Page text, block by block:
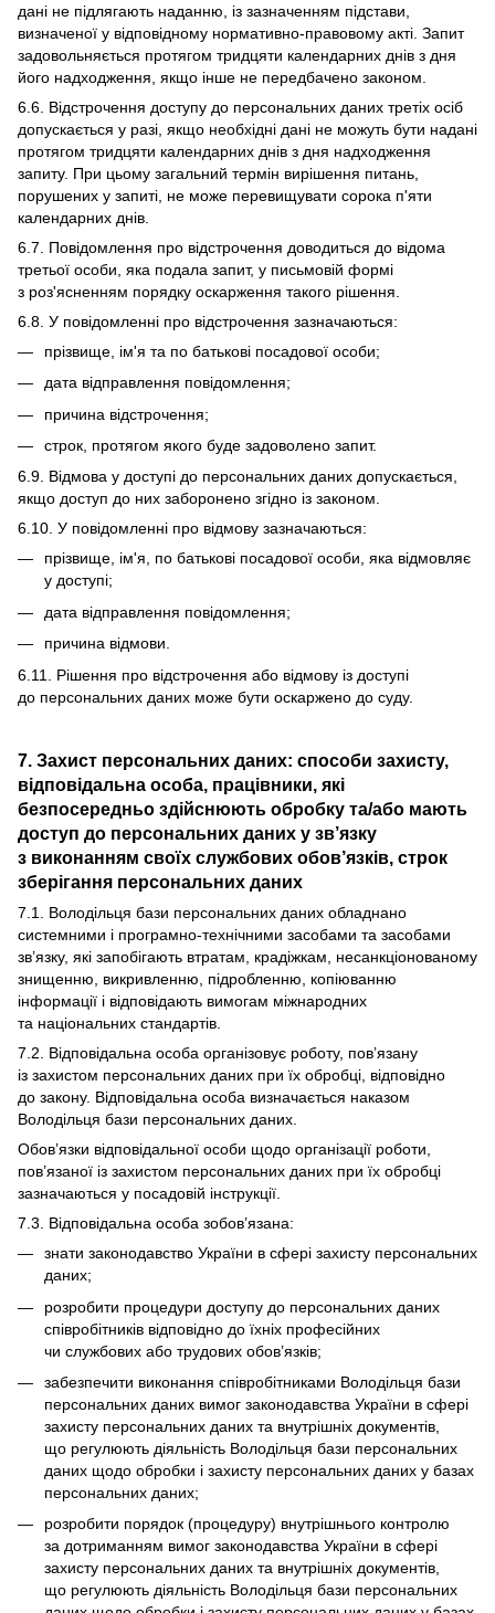
дані не підлягають наданню, із зазначенням підстави,
визначеної у відповідному нормативно-правовому акті. Запит
задовольняється протягом тридцяти календарних днів з дня
його надходження, якщо інше не передбачено законом.
6.6. Відстрочення доступу до персональних даних третіх осіб
допускається у разі, якщо необхідні дані не можуть бути надані
протягом тридцяти календарних днів з дня надходження
запиту. При цьому загальний термін вирішення питань,
порушених у запиті, не може перевищувати сорока п'яти
календарних днів.
6.7. Повідомлення про відстрочення доводиться до відома
третьої особи, яка подала запит, у письмовій формі
з роз'ясненням порядку оскарження такого рішення.
6.8. У повідомленні про відстрочення зазначаються:
прізвище, ім'я та по батькові посадової особи;
дата відправлення повідомлення;
причина відстрочення;
строк, протягом якого буде задоволено запит.
6.9. Відмова у доступі до персональних даних допускається,
якщо доступ до них заборонено згідно із законом.
6.10. У повідомленні про відмову зазначаються:
прізвище, ім'я, по батькові посадової особи, яка відмовляє
у доступі;
дата відправлення повідомлення;
причина відмови.
6.11. Рішення про відстрочення або відмову із доступі
до персональних даних може бути оскаржено до суду.
7. Захист персональних даних: способи захисту,
відповідальна особа, працівники, які
безпосередньо здійснюють обробку та/або мають
доступ до персональних даних у зв’язку
з виконанням своїх службових обов’язків, строк
зберігання персональних даних
7.1. Володільця бази персональних даних обладнано
системними і програмно-технічними засобами та засобами
зв’язку, які запобігають втратам, крадіжкам, несанкціонованому
знищенню, викривленню, підробленню, копіюванню
інформації і відповідають вимогам міжнародних
та національних стандартів.
7.2. Відповідальна особа організовує роботу, пов’язану
із захистом персональних даних при їх обробці, відповідно
до закону. Відповідальна особа визначається наказом
Володільця бази персональних даних.
Обов’язки відповідальної особи щодо організації роботи,
пов’язаної із захистом персональних даних при їх обробці
зазначаються у посадовій інструкції.
7.3. Відповідальна особа зобов’язана:
знати законодавство України в сфері захисту персональних
даних;
розробити процедури доступу до персональних даних
співробітників відповідно до їхніх професійних
чи службових або трудових обов’язків;
забезпечити виконання співробітниками Володільця бази
персональних даних вимог законодавства України в сфері
захисту персональних даних та внутрішніх документів,
що регулюють діяльність Володільця бази персональних
даних щодо обробки і захисту персональних даних у базах
персональних даних;
розробити порядок (процедуру) внутрішнього контролю
за дотриманням вимог законодавства України в сфері
захисту персональних даних та внутрішніх документів,
що регулюють діяльність Володільця бази персональних